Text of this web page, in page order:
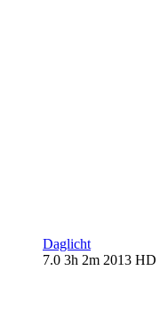
Daglicht
7.0 3h 2m 2013 HD